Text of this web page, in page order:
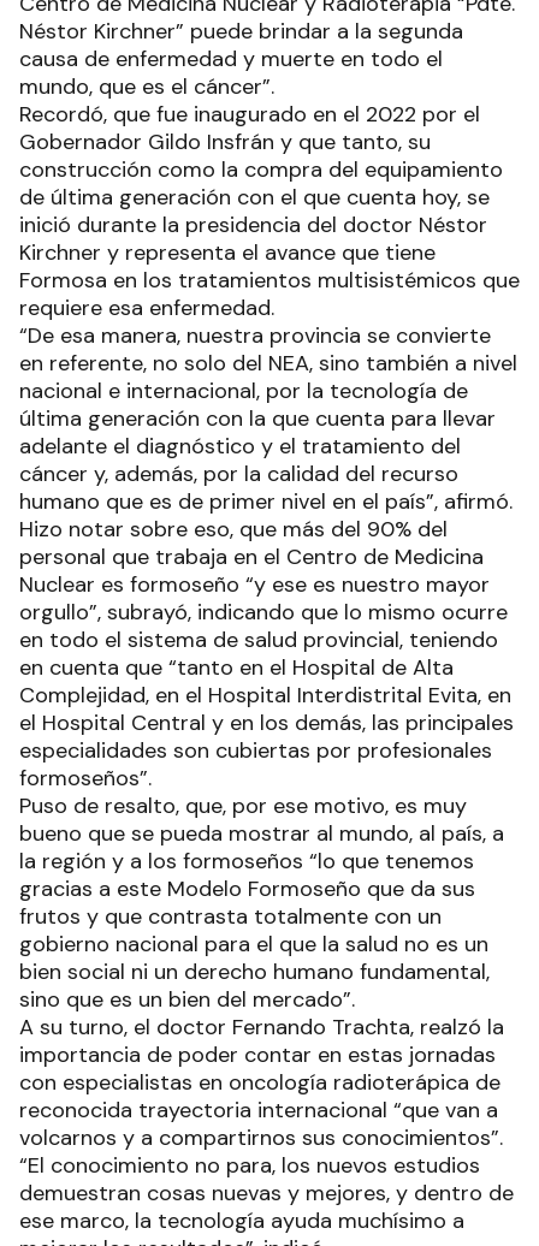
Néstor Kirchner” puede brindar a la segunda
causa de enfermedad y muerte en todo el
mundo, que es el cáncer”.
Recordó, que fue inaugurado en el 2022 por el
Gobernador Gildo Insfrán y que tanto, su
construcción como la compra del equipamiento
de última generación con el que cuenta hoy, se
inició durante la presidencia del doctor Néstor
Kirchner y representa el avance que tiene
Formosa en los tratamientos multisistémicos que
requiere esa enfermedad.
“De esa manera, nuestra provincia se convierte
en referente, no solo del NEA, sino también a nivel
nacional e internacional, por la tecnología de
última generación con la que cuenta para llevar
adelante el diagnóstico y el tratamiento del
cáncer y, además, por la calidad del recurso
humano que es de primer nivel en el país”, afirmó.
Hizo notar sobre eso, que más del 90% del
personal que trabaja en el Centro de Medicina
Nuclear es formoseño “y ese es nuestro mayor
orgullo”, subrayó, indicando que lo mismo ocurre
en todo el sistema de salud provincial, teniendo
en cuenta que “tanto en el Hospital de Alta
Complejidad, en el Hospital Interdistrital Evita, en
el Hospital Central y en los demás, las principales
especialidades son cubiertas por profesionales
formoseños”.
Puso de resalto, que, por ese motivo, es muy
bueno que se pueda mostrar al mundo, al país, a
la región y a los formoseños “lo que tenemos
gracias a este Modelo Formoseño que da sus
frutos y que contrasta totalmente con un
gobierno nacional para el que la salud no es un
bien social ni un derecho humano fundamental,
sino que es un bien del mercado”.
A su turno, el doctor Fernando Trachta, realzó la
importancia de poder contar en estas jornadas
con especialistas en oncología radioterápica de
reconocida trayectoria internacional “que van a
volcarnos y a compartirnos sus conocimientos”.
“El conocimiento no para, los nuevos estudios
demuestran cosas nuevas y mejores, y dentro de
ese marco, la tecnología ayuda muchísimo a